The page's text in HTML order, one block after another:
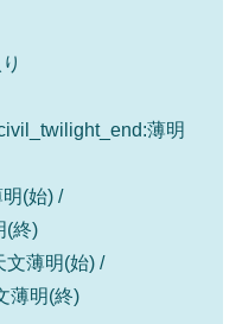
薄明
(始) /
(終)
薄明(始) /
薄明(終)